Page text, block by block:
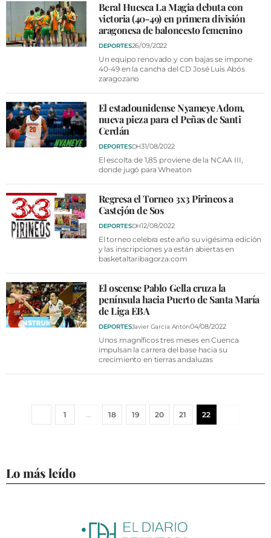
Beral Huesca La Magia debuta con
victoria (40-49) en primera división
aragonesa de baloncesto femenino
DEPORTES26/09/2022
Un equipo renovado y con bajas se impone
40-49 en la cancha del CD José Luis Abós
zaragozano
El estadounidense Nyameye Adom,
nueva pieza para el Peñas de Santi
Cerdán
DEPORTESDH31/08/2022
El escolta de 1,85 proviene de la NCAA III,
donde jugó para Wheaton
Regresa el Torneo 3x3 Pirineos a
Castejón de Sos
DEPORTESDH12/08/2022
El torneo celebra este año su vigésima edición
y las inscripciones ya están abiertas en
basketaltaribagorza.com
El oscense Pablo Gella cruza la
península hacia Puerto de Santa María
de Liga EBA
DEPORTESJavier García Antón04/08/2022
Unos magníficos tres meses en Cuenca
impulsan la carrera del base hacia su
crecimiento en tierras andaluzas
1 … 18 19 20 21 22
Lo más leído